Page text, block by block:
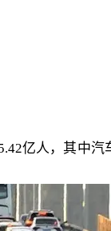
亿人，其中汽